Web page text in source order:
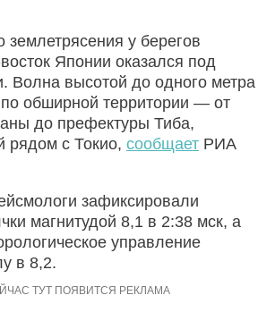
у берегов
Японии оказался под
Волна высотой до одного метра
обширной территории — от
до префектуры Тиба,
рядом с Токио, сообщает РИА
зафиксировали
магнитудой 8,1 в 2:38 мск, а
управление
в 8,2.